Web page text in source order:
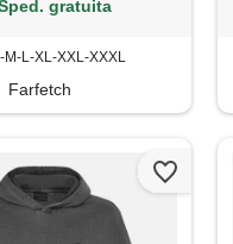
gratuita
M-L-XL-XXL-XXXL
Farfetch